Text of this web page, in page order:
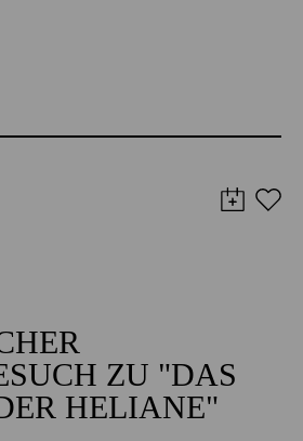
ZU "DAS
HELIANE"